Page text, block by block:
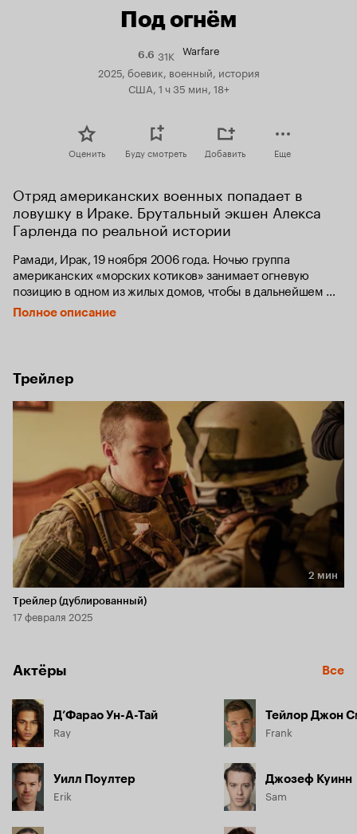
Под огнём
6.6Рейтинг
31K Warfare
2025, боевик, военный, история
США, 1 ч 35 мин, 18+
Оценить Буду смотреть Добавить Еще
Отряд американских военных попадает в
ловушку в Ираке. Брутальный экшен Алекса
Гарленда по реальной истории
Рамади, Ирак, 19 ноября 2006 года. Ночью группа
американских «морских котиков» занимает огневую
позицию в одном из жилых домов, чтобы в дальнейшем
прикрывать продвижение морпехов. Однако уже днём
отряд подвергается нападению местных боевиков.
Полное описание
Трейлер
Длительность 2 мин
2 мин
Трейлер (дублированный)
17 февраля 2025
Актёры Все
Д’Фарао Ун-А-Тай
Ray
Уилл Поултер
Erik
Тейлор Джон
Frank
Джозеф Куинн
Sam